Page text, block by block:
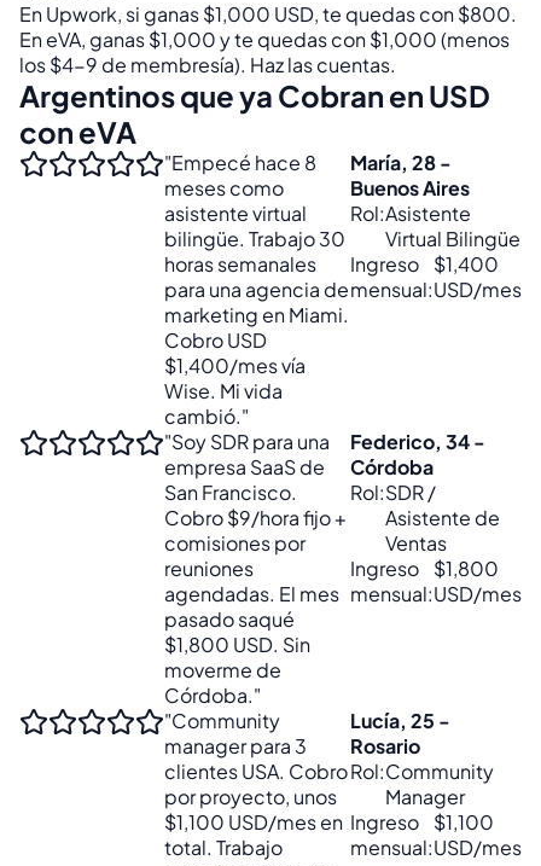
En Upwork, si ganas $1,000 USD, te quedas con $800.
En eVA, ganas $1,000 y te quedas con $1,000 (menos
los $4-9 de membresía). Haz las cuentas.
Argentinos que ya Cobran en USD
con eVA
"Empecé hace 8
meses como
asistente virtual
bilingüe. Trabajo 30
horas semanales
para una agencia de
marketing en Miami.
Cobro USD
$1,400/mes vía
Wise. Mi vida
cambió."
María, 28 -
Buenos Aires
Rol:Asistente
Virtual Bilingüe
Ingreso
mensual:
$1,400
USD/mes
"Soy SDR para una
empresa SaaS de
San Francisco.
Cobro $9/hora fijo +
comisiones por
reuniones
agendadas. El mes
pasado saqué
$1,800 USD. Sin
moverme de
Córdoba."
Federico, 34 -
Córdoba
Rol:SDR /
Asistente de
Ventas
Ingreso
mensual:
$1,800
USD/mes
"Community
manager para 3
clientes USA. Cobro
por proyecto, unos
$1,100 USD/mes en
total. Trabajo
Lucía, 25 -
Rosario
Rol:Community
Manager
Ingreso
mensual:
$1,100
USD/mes